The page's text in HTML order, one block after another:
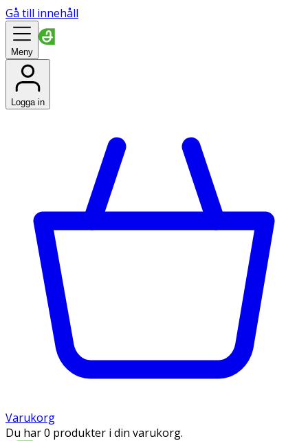
Gå till innehåll
Meny
Logga in
Varukorg
Du har 0 produkter i din varukorg.